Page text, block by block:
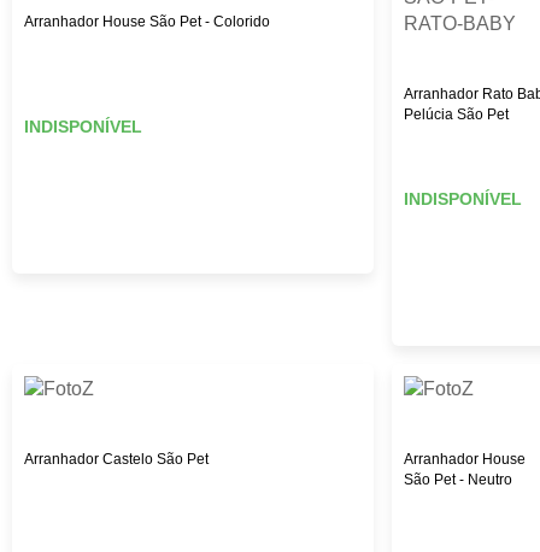
Arranhador House São Pet - Colorido
INDISPONÍVEL
Arranhador Rato
Pelúcia São Pet
INDISPONÍVEL
Arranhador Castelo São Pet
Arranhador House
São Pet - Neutro